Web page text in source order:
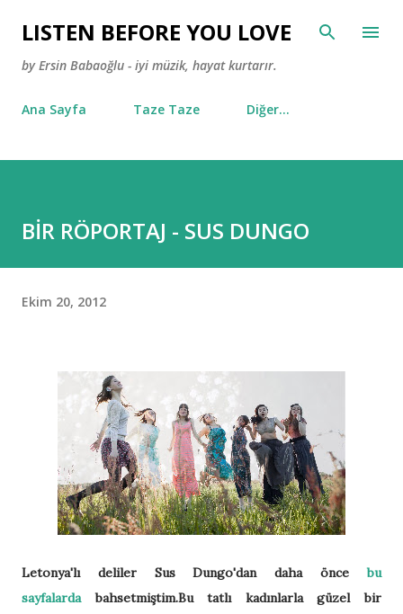
Ana içeriğe atla
LISTEN BEFORE YOU LOVE
by Ersin Babaoğlu - iyi müzik, hayat kurtarır.
Ana Sayfa Taze Taze Diğer…
BİR RÖPORTAJ - SUS DUNGO
Ekim 20, 2012
Letonya'lı deliler Sus Dungo'dan daha öncebu
sayfalardabahsetmiştim.Bu tatlı kadınlarla güzel bir